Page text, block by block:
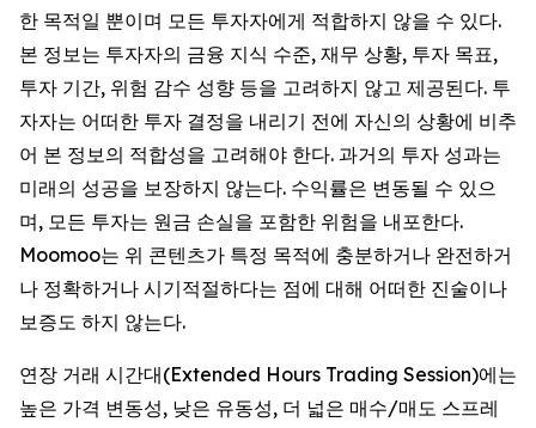
한 목적일 뿐이며 모든 투자자에게 적합하지 않을 수 있다.
본 정보는 투자자의 금융 지식 수준, 재무 상황, 투자 목표,
투자 기간, 위험 감수 성향 등을 고려하지 않고 제공된다. 투
자자는 어떠한 투자 결정을 내리기 전에 자신의 상황에 비추
어 본 정보의 적합성을 고려해야 한다. 과거의 투자 성과는
미래의 성공을 보장하지 않는다. 수익률은 변동될 수 있으
며, 모든 투자는 원금 손실을 포함한 위험을 내포한다.
Moomoo는 위 콘텐츠가 특정 목적에 충분하거나 완전하거
나 정확하거나 시기적절하다는 점에 대해 어떠한 진술이나
보증도 하지 않는다.
연장 거래 시간대(Extended Hours Trading Session)에는
높은 가격 변동성, 낮은 유동성, 더 넓은 매수/매도 스프레